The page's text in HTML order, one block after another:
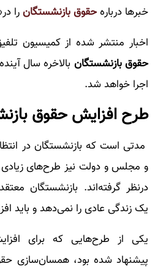
خبرها دربارهحقوق بازنشستگانرا
اخبار منتشر شده از کمیسیون
حقوق بازنشستگان بالاخره سال
اجرا خواهد شد.
طرح افزایش حقوق
مدتی است که بازنشستگان در
و مجلس و دولت نیز طرح‌های
درنظر گرفته‌اند. بازنشستگان
یک زندگی عادی را نمی‌دهد و باید
یکی از طرح‌هایی که برای
پیشنهاد شده بود، همسان‌سازی‌